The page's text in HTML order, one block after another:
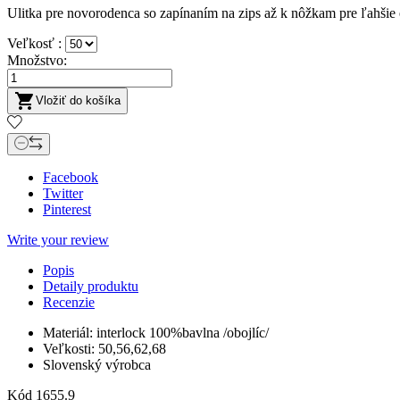
Ulitka pre novorodenca so zapínaním na zips až k nôžkam pre ľahšie
Veľkosť :
Množstvo:
 Vložiť do košíka
Facebook
Twitter
Pinterest
Write your review
Popis
Detaily produktu
Recenzie
Materiál: interlock 100%bavlna /obojlíc/
Veľkosti: 50,56,62,68
Slovenský výrobca
Kód 1655.9